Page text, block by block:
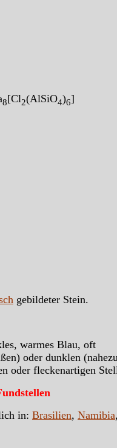
8[Cl2(AlSiO4)6]
gebildeter Stein.
warmes Blau, oft
oder dunklen
oder fleckenartigen
in: Brasilien, Namibia